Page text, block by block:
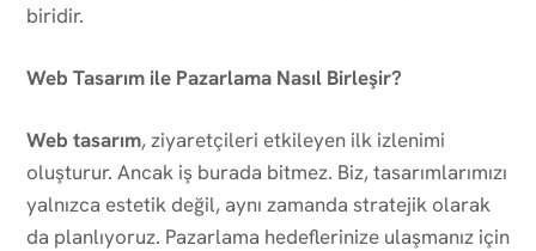
biridir.
Web Tasarım ile Pazarlama Nasıl Birleşir?
Web tasarım, ziyaretçileri etkileyen ilk izlenimi
oluşturur. Ancak iş burada bitmez. Biz, tasarımlarımızı
yalnızca estetik değil, aynı zamanda stratejik olarak
da planlıyoruz. Pazarlama hedeflerinize ulaşmanız için